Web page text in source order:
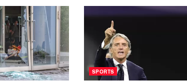
SPORTS